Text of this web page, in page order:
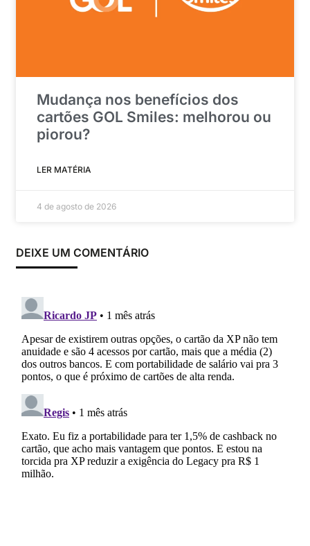
Mudança nos benefícios dos
cartões GOL Smiles: melhorou ou
piorou?
LER MATÉRIA
4 de agosto de 2026
DEIXE UM COMENTÁRIO